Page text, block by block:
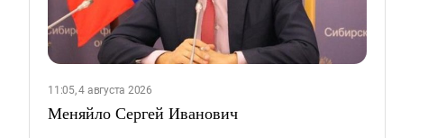
11:05, 4 августа 2026
Меняйло Сергей Иванович